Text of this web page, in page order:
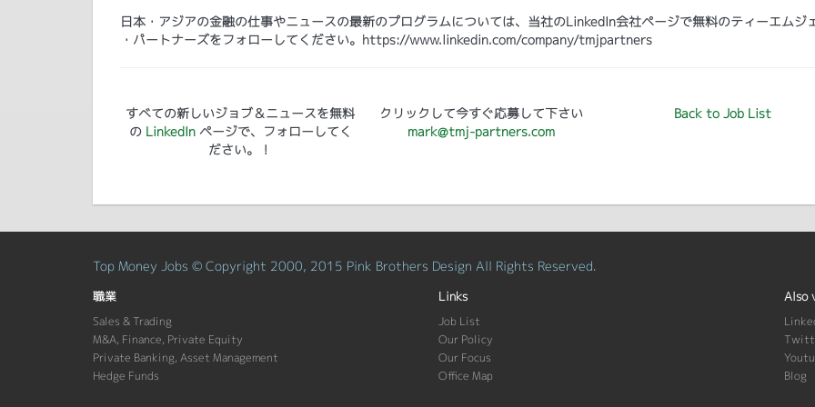
日本・アジアの金融の仕事やニュースの最新のプログラムについては、当社のLinkedIn会社ページで無料のティーエムジ
・パートナーズをフォローしてください。https://www.linkedin.com/company/tmjpartners
すべての新しいジョブ＆ニュースを無料
の LinkedInページで、フォローしてく
ださい。！
クリックして今すぐ応募して下さい
mark@tmj-partners.com
Back to Job List
Top Money Jobs © Copyright 2000, 2015 Pink Brothers Design All Rights Reserved.
職業
Sales & Trading
M&A, Finance, Private Equity
Private Banking, Asset Management
Hedge Funds
Links
Job List
Our Policy
Our Focus
Office Map
Also
Blog